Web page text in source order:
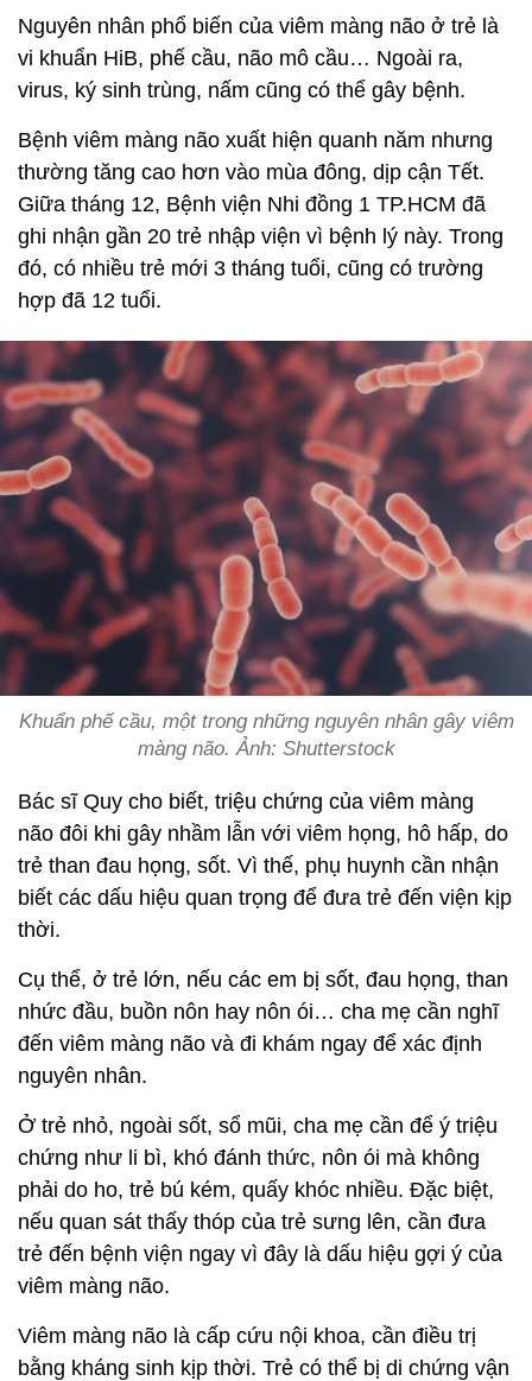
Nguyên nhân phổ biến của viêm màng não ở trẻ là
vi khuẩn HiB, phế cầu, não mô cầu… Ngoài ra,
virus, ký sinh trùng, nấm cũng có thể gây bệnh.
Bệnh viêm màng não xuất hiện quanh năm nhưng
thường tăng cao hơn vào mùa đông, dịp cận Tết.
Giữa tháng 12, Bệnh viện Nhi đồng 1 TP.HCM đã
ghi nhận gần 20 trẻ nhập viện vì bệnh lý này. Trong
đó, có nhiều trẻ mới 3 tháng tuổi, cũng có trường
hợp đã 12 tuổi.
Khuẩn phế cầu, một trong những nguyên nhân gây viêm
màng não. Ảnh: Shutterstock
Bác sĩ Quy cho biết, triệu chứng của viêm màng
não đôi khi gây nhầm lẫn với viêm họng, hô hấp, do
trẻ than đau họng, sốt. Vì thế, phụ huynh cần nhận
biết các dấu hiệu quan trọng để đưa trẻ đến viện kịp
thời.
Cụ thể, ở trẻ lớn, nếu các em bị sốt, đau họng, than
nhức đầu, buồn nôn hay nôn ói… cha mẹ cần nghĩ
đến viêm màng não và đi khám ngay để xác định
nguyên nhân.
Ở trẻ nhỏ, ngoài sốt, sổ mũi, cha mẹ cần để ý triệu
chứng như li bì, khó đánh thức, nôn ói mà không
phải do ho, trẻ bú kém, quấy khóc nhiều. Đặc biệt,
nếu quan sát thấy thóp của trẻ sưng lên, cần đưa
trẻ đến bệnh viện ngay vì đây là dấu hiệu gợi ý của
viêm màng não.
Viêm màng não là cấp cứu nội khoa, cần điều trị
bằng kháng sinh kịp thời. Trẻ có thể bị di chứng vận